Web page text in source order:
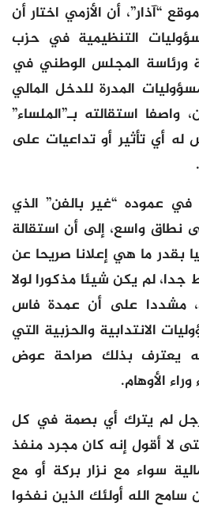
“آذار”، أن الأزمي اختار أن
التنظيمية في حزب
ورئاسة المجلس الوطني في
المدرة للدخل المالي
واصفا استقالته بـ”الملساء”
له أي تأثير أو تداعيات على
في عموده “غير بالفن” الذي
نطاق واسع، إلى أن استقالة
بقدر ما هي إعلانا صريحا عن
لم يكن شيئا مذكورا لولا
مشددا على أن عمدة فاس
الانتدابية والحزبية التي
يعترف بذلك صراحة عوض
الأوهام.
لم يترك أي بصمة في كل
لا أقول إنه كان مجرد منفذ
سواء مع نزار بركة أو مع
الله أولئك الذين نفخوا